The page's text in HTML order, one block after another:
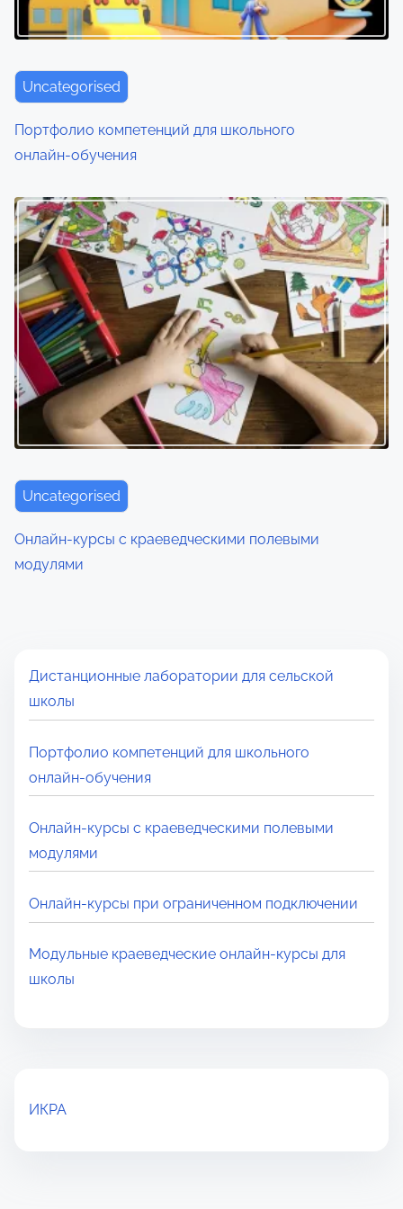
Uncategorised
Портфолио компетенций для школьного
онлайн‑обучения
Uncategorised
Онлайн-курсы с краеведческими полевыми
модулями
Дистанционные лаборатории для сельской
школы
Портфолио компетенций для школьного
онлайн‑обучения
Онлайн-курсы с краеведческими полевыми
модулями
Онлайн‑курсы при ограниченном подключении
Модульные краеведческие онлайн-курсы для
школы
ИКРА